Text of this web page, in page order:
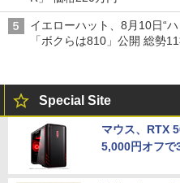
イエローハット、8月10日“
「ボクらは810」公開 総勢
Special Site
マウス、RTX
5,000円オフで